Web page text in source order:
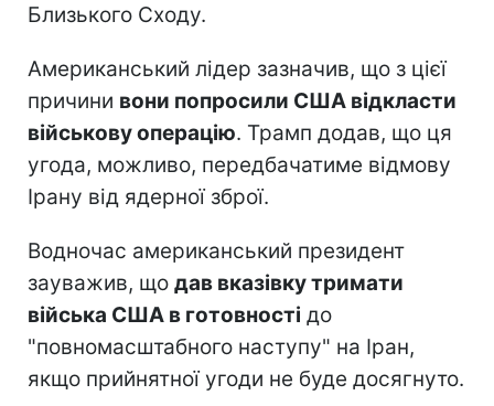
Близького Сходу.
Американський лідер зазначив, що з цієї
причини вони попросили США відкласти
військову операцію. Трамп додав, що ця
угода, можливо, передбачатиме відмову
Ірану від ядерної зброї.
Водночас американський президент
зауважив, що дав вказівку тримати
війська США в готовності до
"повномасштабного наступу" на Іран,
якщо прийнятної угоди не буде досягнуто.